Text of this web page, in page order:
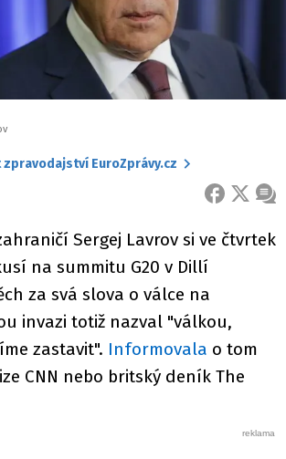
EuroZprávy.cz
FACEBOOK
X
Sergej Lavrov si ve čtvrtek
na summitu G20 v Dillí
za svá slova o válce na
invazi totiž nazval "válkou,
zastavit". Informovala o tom
CNN nebo britský deník The